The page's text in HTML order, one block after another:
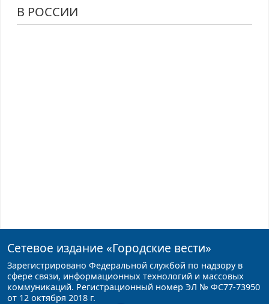
В РОССИИ
Сетевое издание «Городские вести»
Зарегистрировано Федеральной службой по надзору в
сфере связи, информационных технологий и массовых
коммуникаций. Регистрационный номер ЭЛ № ФС77-73950
от 12 октября 2018 г.